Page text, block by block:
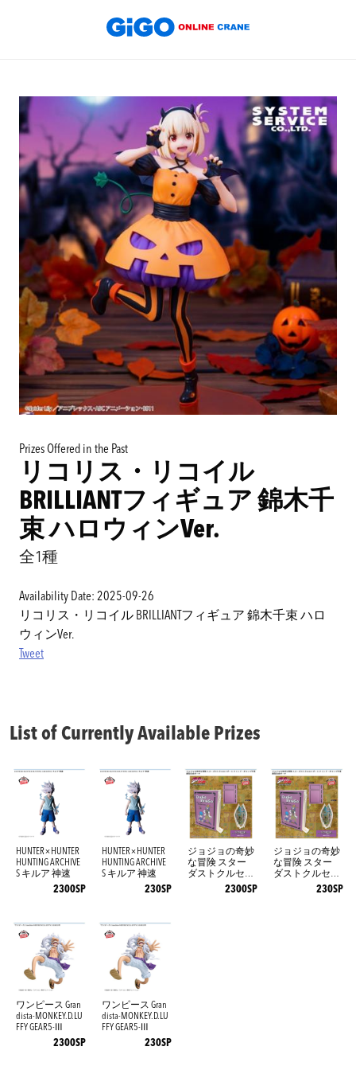
Prizes Offered in the Past
リコリス・リコイル
BRILLIANTフィギュア 錦木千
束 ハロウィンVer.
全1種
Availability Date: 2025-09-26
リコリス・リコイル BRILLIANTフィギュア 錦木千束 ハロ
ウィンVer.
Tweet
List of Currently Available Prizes
HUNTER×HUNTER
HUNTING ARCHIVE
S キルア 神速
2300SP
HUNTER×HUNTER
HUNTING ARCHIVE
S キルア 神速
230SP
ジョジョの奇妙
な冒険 スター
ダストクルセイ
ダース オイン
2300SP
ジョジョの奇妙
な冒険 スター
ダストクルセイ
ダース オイン
230SP
ワンピース Gran
dista-MONKEY.D.LU
FFY GEAR5-Ⅲ
2300SP
ワンピース Gran
dista-MONKEY.D.LU
FFY GEAR5-Ⅲ
230SP